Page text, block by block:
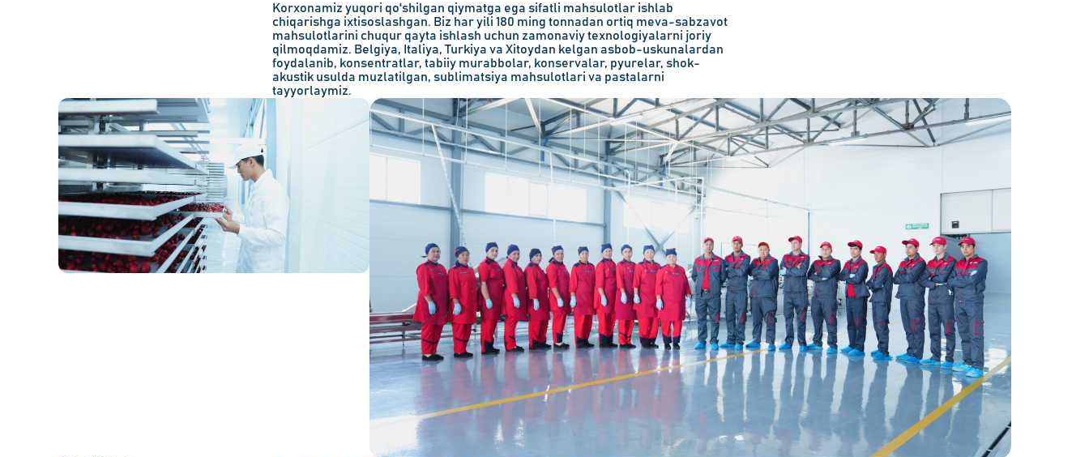
Korxonamiz yuqori qo'shilgan qiymatga ega sifatli mahsulotlar ishlab
chiqarishga ixtisoslashgan. Biz har yili 180 ming tonnadan ortiq meva-sabzavot
mahsulotlarini chuqur qayta ishlash uchun zamonaviy texnologiyalarni joriy
qilmoqdamiz. Belgiya, Italiya, Turkiya va Xitoydan kelgan asbob-uskunalardan
foydalanib, konsentratlar, tabiiy murabbolar, konservalar, pyurelar, shok-
akustik usulda muzlatilgan, sublimatsiya mahsulotlari va pastalarni
tayyorlaymiz.